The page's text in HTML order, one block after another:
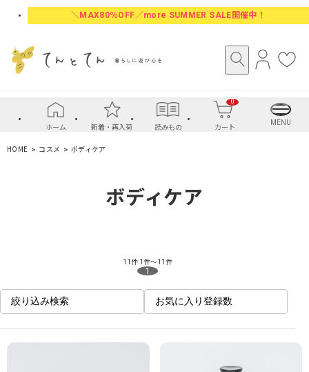
＼MAX80％OFF／more SUMMER SALE開催中！
に
入
り
ホーム 新着・再入荷 読みもの カート
0
MENU
HOME コスメ ボディケア
ボディケア
11件 1件～11件
1
絞り込み検索 お気に入り登録数